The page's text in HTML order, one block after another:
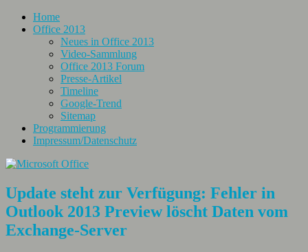
Home
Office 2013
Neues in Office 2013
Video-Sammlung
Office 2013 Forum
Presse-Artikel
Timeline
Google-Trend
Sitemap
Programmierung
Impressum/Datenschutz
Update steht zur Verfügung: Fehler in
Outlook 2013 Preview löscht Daten vom
Exchange-Server